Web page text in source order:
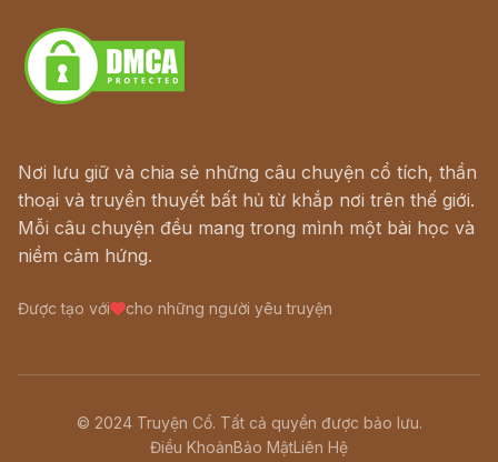
Nơi lưu giữ và chia sẻ những câu chuyện cổ tích, thần
thoại và truyền thuyết bất hủ từ khắp nơi trên thế giới.
Mỗi câu chuyện đều mang trong mình một bài học và
niềm cảm hứng.
Được tạo với cho những người yêu truyện
© 2024 Truyện Cổ. Tất cả quyền được bảo lưu.
Điều KhoảnBảo MậtLiên Hệ